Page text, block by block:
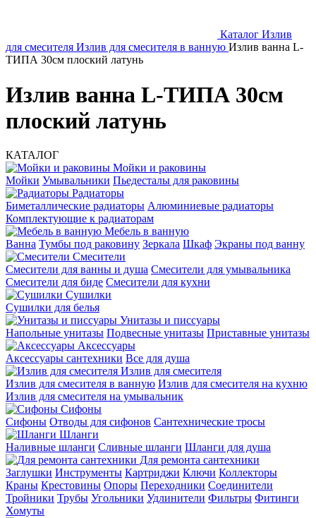
Каталог Излив
для смесителя Излив для смесителя в ванную Излив ванна L-
ТИПА 30см плоский латунь
Излив ванна L-ТИПА 30см
плоский латунь
КАТАЛОГ
Мойки и раковины
Мойки Умывальники Пьедесталы для раковины
Радиаторы
Биметаллические радиаторы Алюминиевые радиаторы
Комплектующие к радиаторам
Мебель в ванную
Ванна Тумбы под раковину Зеркала Шкаф Экраны под ванну
Смесители
Смесители для ванны и душа Смесители для умывальника
Смесители для биде Смесители для кухни
Сушилки
Сушилки для белья
Унитазы и писсуары
Напольные унитазы Подвесные унитазы Приставные унитазы
Аксессуары
Аксессуары сантехники Все для душа
Излив для смесителя
Излив для смесителя в ванную Излив для смесителя на кухню
Излив для смесителя на умывальник
Сифоны
Сифоны Отводы для сифонов Сантехнические тросы
Шланги
Наливные шланги Сливные шланги Шланги для душа
Для ремонта сантехники
Заглушки Инструменты Картриджи Ключи Коллекторы
Краны Крестовины Опоры Переходники Соединители
Тройники Трубы Угольники Удлинители Фильтры Фитинги
Хомуты